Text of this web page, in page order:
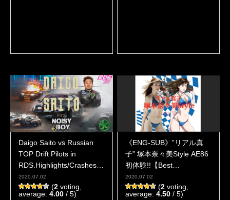
Daigo Saito vs Russian
TOP Drift Pilots in
RDS.Highlights/Crashes
ドリフト
2020.07.02
(2 voting,
average: 4.00 / 5)
《ENG-SUB》”リアル真
子” 塚本奈々美Style AE86
初体験!!【Best
MOTORing】
2020.07.02
(2 voting,
average: 4.50 / 5)